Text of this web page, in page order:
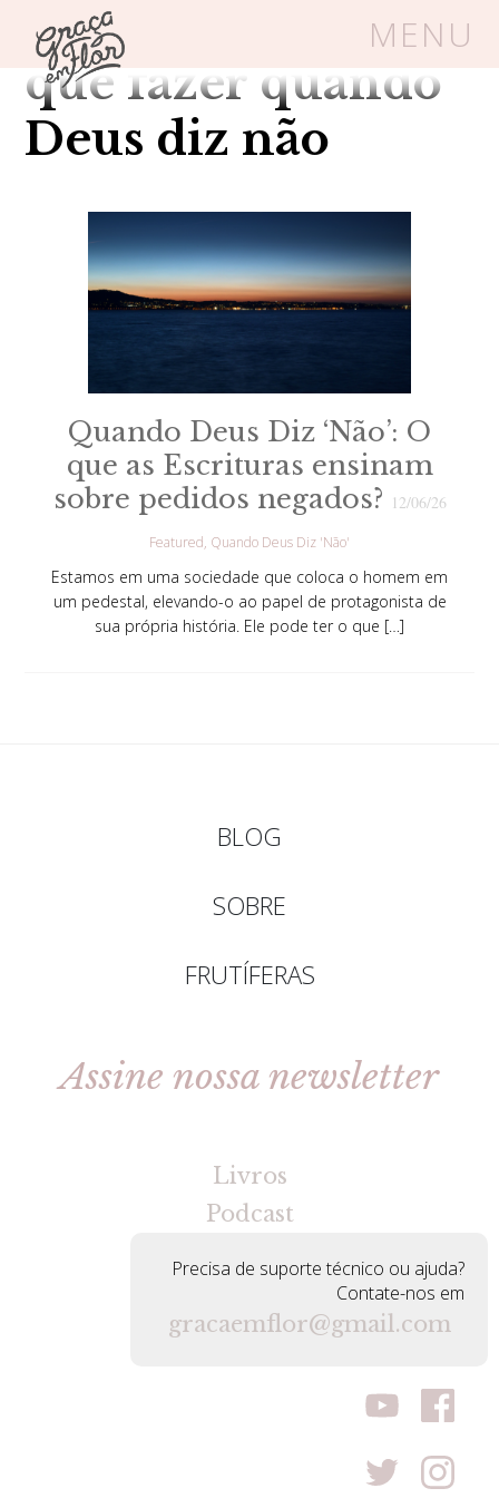
MENU
Um espaço seguro onde mulheres
cristãs podem florescer em Cristo
Livros Carrinho Login
BLOG
SOBRE
FRUTÍFERAS
Tag Arquivos: o
que fazer quando
Deus diz não
Quando Deus Diz ‘Não’: O
que as Escrituras ensinam
sobre pedidos negados? 12/06/26
Featured Quando Deus Diz 'Não'
Estamos em uma sociedade que coloca o homem em
um pedestal, elevando-o ao papel de protagonista de
sua própria história. Ele pode ter o que […]
BLOG
SOBRE
FRUTÍFERAS
Assine nossa newsletter
Livros
Podcast
Precisa de suporte técnico ou ajuda?
Contate-nos em
gracaemflor@gmail.com